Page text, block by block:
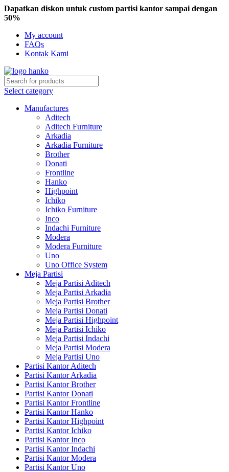
Dapatkan diskon untuk custom partisi kantor sampai dengan
50%
My account
FAQs
Kontak Kami
Select category
Manufactures
Aditech
Aditech Furniture
Arkadia
Arkadia Furniture
Brother
Donati
Frontline
Hanko
Highpoint
Ichiko
Ichiko Furniture
Inco
Indachi Furniture
Modera
Modera Furniture
Uno
Uno Office System
Meja Partisi
Meja Partisi Aditech
Meja Partisi Arkadia
Meja Partisi Brother
Meja Partisi Donati
Meja Partisi Highpoint
Meja Partisi Ichiko
Meja Partisi Indachi
Meja Partisi Modera
Meja Partisi Uno
Partisi Kantor Aditech
Partisi Kantor Arkadia
Partisi Kantor Brother
Partisi Kantor Donati
Partisi Kantor Frontline
Partisi Kantor Hanko
Partisi Kantor Highpoint
Partisi Kantor Ichiko
Partisi Kantor Inco
Partisi Kantor Indachi
Partisi Kantor Modera
Partisi Kantor Uno